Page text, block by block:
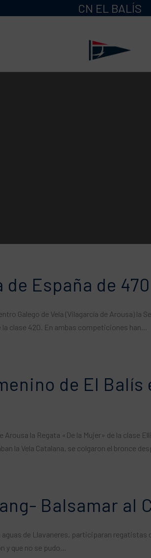
CN EL BALÍS
de España de
Galego de Vela (Vilagarcía de Arousa)
clase 420. En ambas competiciones han...
de El Balís
Arousa la Regata «De la Mujer» de la
la Vela Catalana, se colgaron el bronce
Balsamar al
de Llavaneres, participaran
que no se pudo...